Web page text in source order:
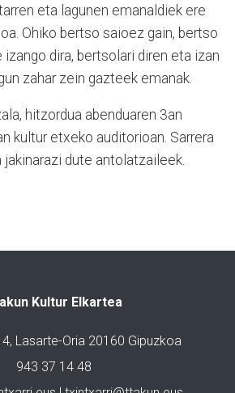
eta lagunen emanaldiek ere
Ohiko bertso saioez gain, bertso
izango dira, bertsolari diren eta izan
zahar zein gazteek emanak.
hitzordua abenduaren 3an
kultur etxeko auditorioan. Sarrera
jakinarazi dute antolatzaileek.
Kultur Elkartea
Lasarte-Oria 20160 Gipuzkoa
943 37 14 48